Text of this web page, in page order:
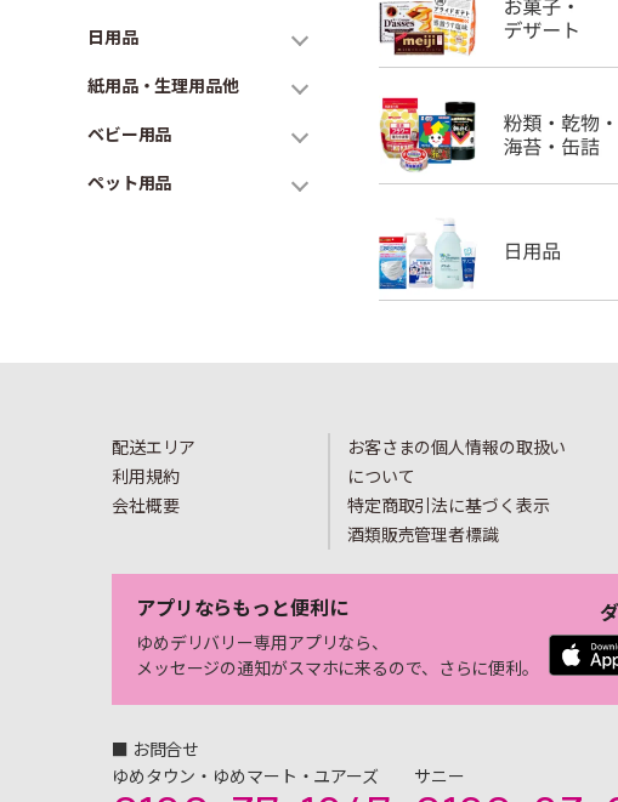
日用品
紙用品・生理用品他
ベビー用品
ペット用品
配送エリア
利用規約
会社概要
お客さまの個人情報の取扱い
について
特定商取引法に基づく表示
酒類販売管理者標識
アプリならもっと便利に
ゆめデリバリー専用アプリなら、
メッセージの通知がスマホに来るので、さらに便利。
■ お問合せ
ゆめタウン・ゆめマート・ユアーズ
サニー